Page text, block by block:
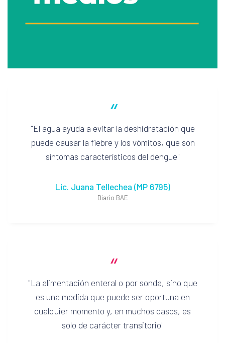
“
El agua ayuda a evitar la deshidratación que
puede causar la fiebre y los vómitos, que son
síntomas característicos del dengue
Lic. Juana Tellechea (MP 6795)
Diario BAE
“
La alimentación enteral o por sonda, sino que
es una medida que puede ser oportuna en
cualquier momento y, en muchos casos, es
solo de carácter transitorio